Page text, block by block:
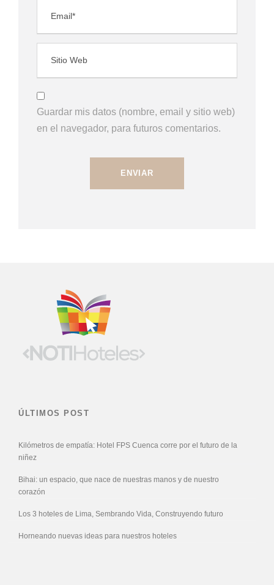
Guardar mis datos (nombre, email y sitio web)
en el navegador, para futuros comentarios.
ÚLTIMOS POST
Kilómetros de empatía: Hotel FPS Cuenca corre por el futuro de la
niñez
Bihai: un espacio, que nace de nuestras manos y de nuestro
corazón
Los 3 hoteles de Lima, Sembrando Vida, Construyendo futuro
Horneando nuevas ideas para nuestros hoteles